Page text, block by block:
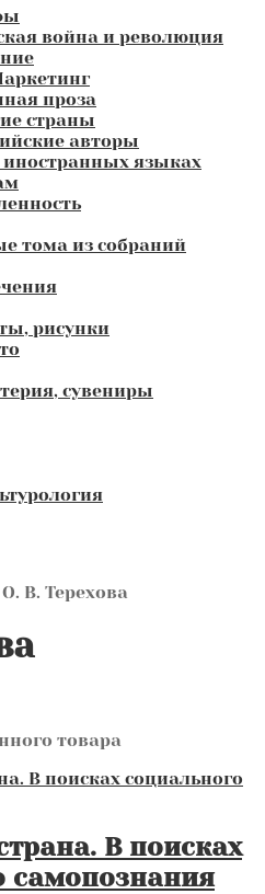
война и революция
проза
страны
авторы
иностранных языках
тома из собраний
рисунки
сувениры
О. В. Терехова
товара
В поисках
самопознания